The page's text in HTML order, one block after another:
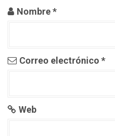
a
a
Nombre*
Correo electrónico *
Web